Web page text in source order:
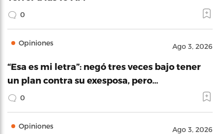
0
Opiniones Ago 3, 2026
“Esa es mi letra”: negó tres veces bajo tener
un plan contra su exesposa, pero…
0
Opiniones Ago 3, 2026